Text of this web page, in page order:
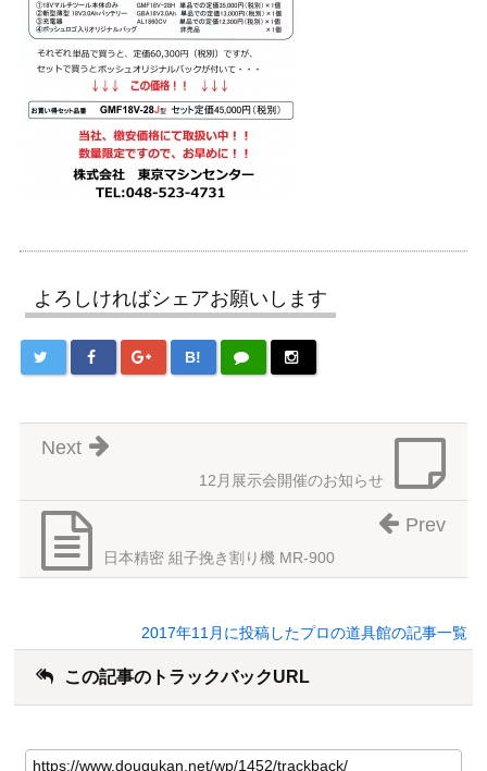
よろしければシェアお願いします
B!
12月展示会開催のお知らせ
Next
日本精密 組子挽き割り機 MR-900
Prev
2017年11月に投稿したプロの道具館の記事一覧
この記事のトラックバックURL